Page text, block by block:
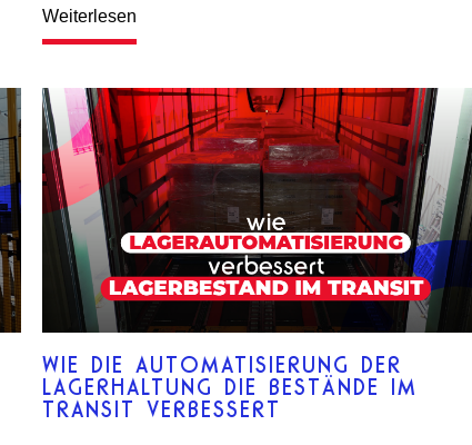
Weiterlesen
WIE DIE AUTOMATISIERUNG DER
LAGERHALTUNG DIE BESTÄNDE IM
TRANSIT VERBESSERT